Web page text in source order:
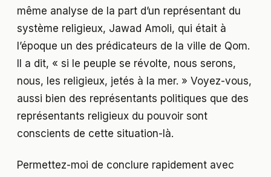
même analyse de la part d’un représentant du
système religieux, Jawad Amoli, qui était à
l’époque un des prédicateurs de la ville de Qom.
Il a dit, « si le peuple se révolte, nous serons,
nous, les religieux, jetés à la mer. » Voyez-vous,
aussi bien des représentants politiques que des
représentants religieux du pouvoir sont
conscients de cette situation-là.
Permettez-moi de conclure rapidement avec